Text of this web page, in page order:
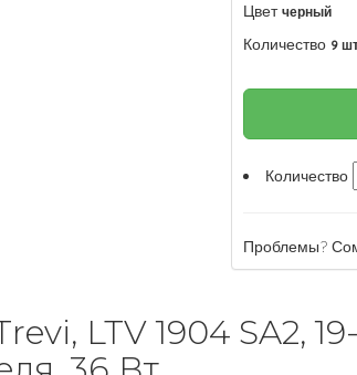
Цвет черный
Количество 9
Количество
Проблемы?
LTV 1904 SA2,